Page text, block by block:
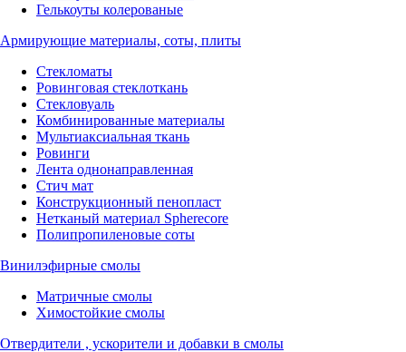
Гелькоуты колерованые
Армирующие материалы, соты, плиты
Стекломаты
Ровинговая стеклоткань
Стекловуаль
Комбинированные материалы
Мультиаксиальная ткань
Ровинги
Лента однонаправленная
Стич мат
Конструкционный пенопласт
Нетканый материал Spherecore
Полипропиленовые соты
Винилэфирные смолы
Матричные смолы
Химостойкие смолы
Отвердители , ускорители и добавки в смолы